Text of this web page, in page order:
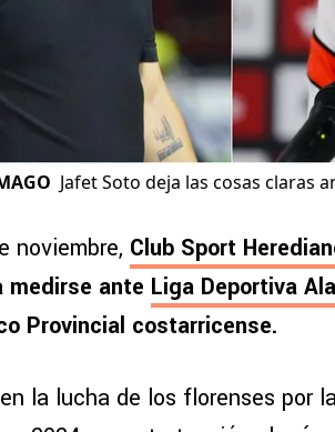
Jafet Soto deja las cosas claras
noviembre, Club Sport
medirse ante Liga Deportiva
Provincial costarricense.
la lucha de los florenses por